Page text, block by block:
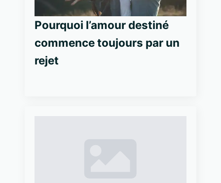
Pourquoi l’amour destiné
commence toujours par un
rejet